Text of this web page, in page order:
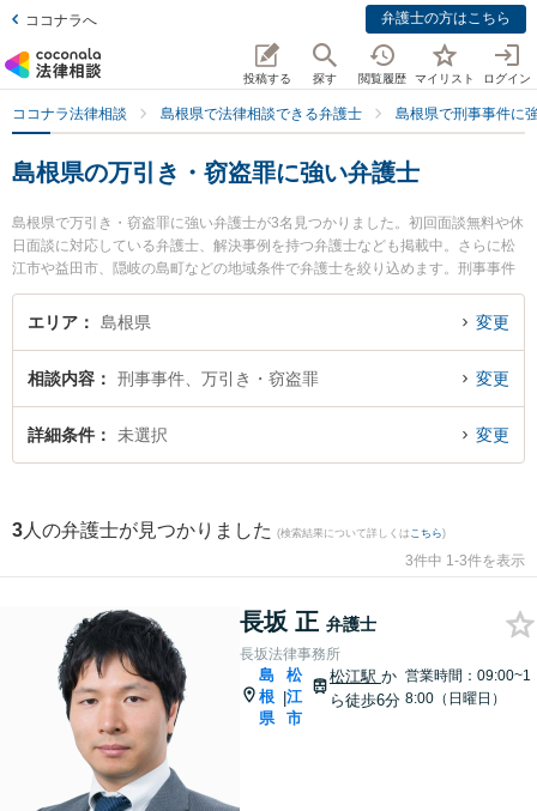
ココナラへ 弁護士の方はこちら
投稿する 探す 閲覧履歴 マイリスト ログイン
ココナラ法律相談 島根県で法律相談できる弁護士 島根県で刑事事件に
島根県の万引き・窃盗罪に強い弁護士
島根県で万引き・窃盗罪に強い弁護士が3名見つかりました。初回面談無料や休
日面談に対応している弁護士、解決事例を持つ弁護士なども掲載中。さらに松
江市や益田市、隠岐の島町などの地域条件で弁護士を絞り込めます。刑事事件
に関係する加害者側や少年事件、再犯・前科あり等の細かな分野での絞り込み
検索もでき便利です。特に長坂法律事務所の長坂 正弁護士や松村法律事務所の
に発生した万引き・窃盗罪のトラブルを今すぐに弁護士に相談したい』『万引
き・窃盗罪のトラブル解決の実績豊富な近くの弁護士を検索したい』『初回相
談無料で万引き・窃盗罪を法律相談できる島根県内の弁護士に相談予約した
エリア 島根県 変更
相談内容 刑事事件、万引き・窃盗罪 変更
詳細条件 未選択 変更
3 人の弁護士が見つかりました (検索結果について詳しくは こちら)
3件中 1-3件を表示
長坂 正 弁護士
長坂法律事務所
島
根
県
|
松
江
市
松江駅 か
ら徒歩6分
営業時間：09:00~1
8:00（日曜日）